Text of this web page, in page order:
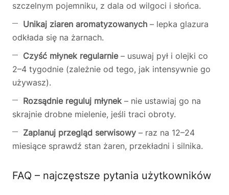
szczelnym pojemniku, z dala od wilgoci i słońca.
Unikaj ziaren aromatyzowanych – lepka glazura
odkłada się na żarnach.
Czyść młynek regularnie– usuwaj pył i olejki co
2–4 tygodnie (zależnie od tego, jak intensywnie go
używasz).
Rozsądnie reguluj młynek– nie ustawiaj go na
skrajnie drobne mielenie, jeśli traci obroty.
Zaplanuj przegląd serwisowy – raz na 12–24
miesiące sprawdź stan żaren, przekładni i silnika.
FAQ – najczęstsze pytania użytkowników